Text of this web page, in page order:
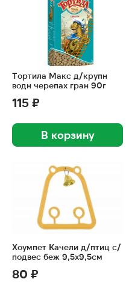
Тортила Макс д/крупн
водн черепах гран 90г
115 ₽
В корзину
Хоумпет Качели д/птиц с/
подвес беж 9,5х9,5см
80 ₽